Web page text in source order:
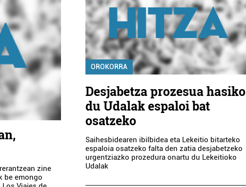
zine
be emongo
OROKORRA
Desjabetza prozesua hasiko
du Udalak espaloi bat
osatzeko
Saihesbidearen ibilbidea eta Lekeitio bitarteko
espaloia osatzeko falta den zatia desjabetzeko
urgentziazko prozedura onartu du Lekeitioko
Udalak